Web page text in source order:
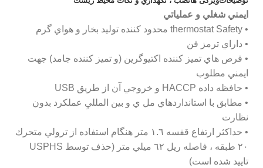
ايمني شغلي و عملياتي
• thermostat Safety محدود كننده توليد بخار و هواي گرم
• داراي ترمز فن
• قرص هاي تميز كننده اكتيوگرين (و تميز كننده جامد) جهت
ايمني مطلوب
• حافظه داده HACCP و خروجي آن از طريق USB
• مطابق با استانداردهاي مل ي و بين الملليِ عملكرد بدون
نظارت
• حداكثر ارتفاع قفسه ١.٦ متر هنگام استفاده از ترولي متحرك
٢٠ طبقه ، فاصله ريل ٦٢ ميلي متر (حذف توسط USPHS
تاييد شده است)